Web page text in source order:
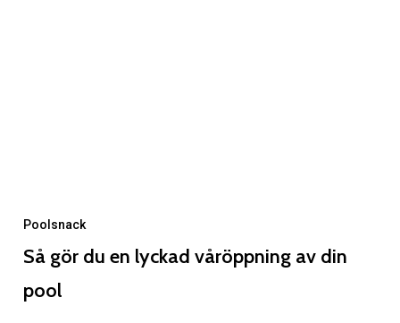
Poolsnack
Så gör du en lyckad våröppning av din
pool